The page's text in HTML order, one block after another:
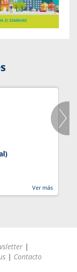
Ver más
|
| Contacto